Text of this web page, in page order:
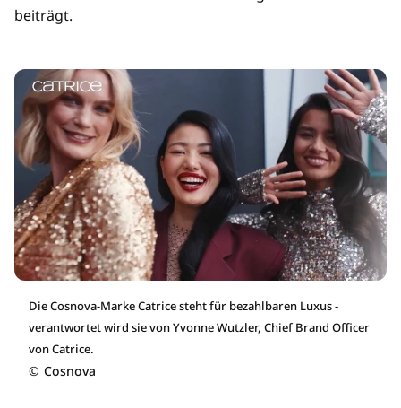
beiträgt.
Die Cosnova-Marke Catrice steht für bezahlbaren Luxus -
verantwortet wird sie von Yvonne Wutzler, Chief Brand Officer
von Catrice.
© Cosnova